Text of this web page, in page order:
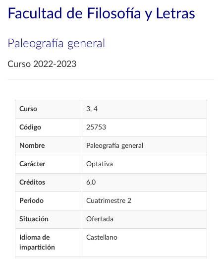
Facultad de Filosofía y Letras
Paleografía general
Curso 2022-2023
Curso 3, 4
Código 25753
Nombre Paleografía general
Carácter Optativa
Créditos 6,0
Periodo Cuatrimestre 2
Situación Ofertada
Idioma de
impartición
Castellano